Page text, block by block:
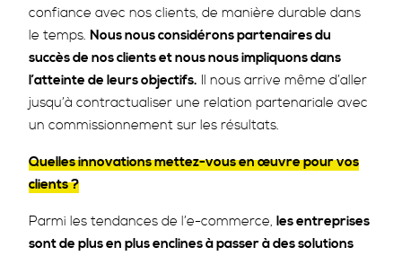
confiance avec nos clients, de manière durable dans
le temps. Nous nous considérons partenaires du
succès de nos clients et nous nous impliquons dans
l’atteinte de leurs objectifs. Il nous arrive même d’aller
jusqu’à contractualiser une relation partenariale avec
un commissionnement sur les résultats.
Quelles innovations mettez-vous en œuvre pour vos
clients ?
Parmi les tendances de l’e-commerce, les entreprises
sont de plus en plus enclines à passer à des solutions